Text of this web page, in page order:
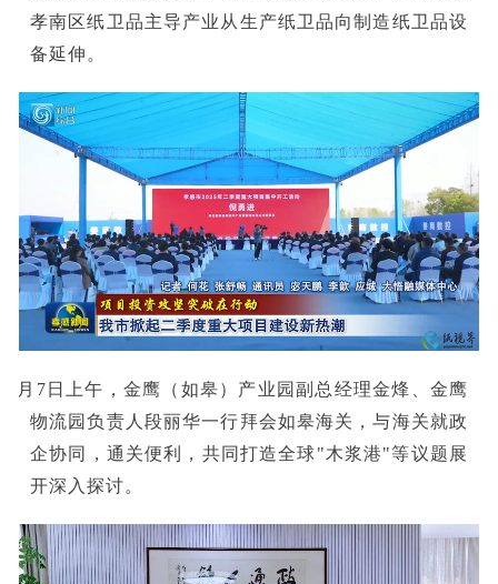
孝南区纸卫品主导产业从生产纸卫品向制造纸卫品设
备延伸。
月7日上午，金鹰（如皋）产业园副总经理金烽、金鹰
物流园负责人段丽华一行拜会如皋海关，与海关就政
企协同，通关便利，共同打造全球"木浆港"等议题展
开深入探讨。